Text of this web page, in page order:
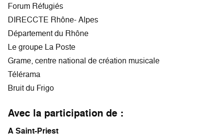
Forum Réfugiés
DIRECCTE Rhône- Alpes
Département du Rhône
Le groupe La Poste
Grame, centre national de création musicale
Télérama
Bruit du Frigo
Avec la participation de :
A Saint-Priest